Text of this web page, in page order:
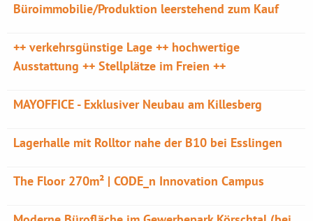
Büroimmobilie/Produktion leerstehend zum Kauf
++ verkehrsgünstige Lage ++ hochwertige
Ausstattung ++ Stellplätze im Freien ++
MAYOFFICE - Exklusiver Neubau am Killesberg
Lagerhalle mit Rolltor nahe der B10 bei Esslingen
The Floor 270m² | CODE_n Innovation Campus